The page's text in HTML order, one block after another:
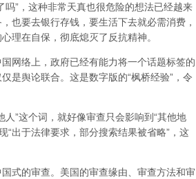
吗”，这种非常天真也很危险的想法已经越来
也要去银行存钱，要生活下去就必需消费，
理在自保，彻底熄灭了反抗精神。
网络上，政府已经有能力将一个话题标签的
仅是舆论联合。这是数字版的“枫桥经验”，令
”这个词，就好像审查只会影响到“其他地
“出于法律要求，部分搜索结果被省略”，这
式的审查。美国的审查缘由、审查方法和审